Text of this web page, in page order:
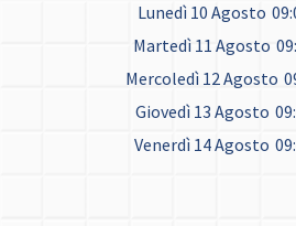
Lunedì 10 Agosto
Martedì 11 Agosto
Mercoledì 12 Agosto
Giovedì 13 Agosto
Venerdì 14 Agosto